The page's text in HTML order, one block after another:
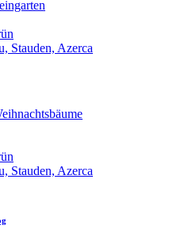
Stauden, Azerca
Stauden, Azerca